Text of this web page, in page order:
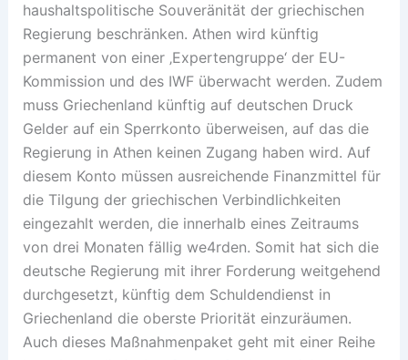
haushaltspolitische Souveränität der griechischen
Regierung beschränken. Athen wird künftig
permanent von einer ‚Expertengruppe‘ der EU-
Kommission und des IWF überwacht werden. Zudem
muss Griechenland künftig auf deutschen Druck
Gelder auf ein Sperrkonto überweisen, auf das die
Regierung in Athen keinen Zugang haben wird. Auf
diesem Konto müssen ausreichende Finanzmittel für
die Tilgung der griechischen Verbindlichkeiten
eingezahlt werden, die innerhalb eines Zeitraums
von drei Monaten fällig we4rden. Somit hat sich die
deutsche Regierung mit ihrer Forderung weitgehend
durchgesetzt, künftig dem Schuldendienst in
Griechenland die oberste Priorität einzuräumen.
Auch dieses Maßnahmenpaket geht mit einer Reihe